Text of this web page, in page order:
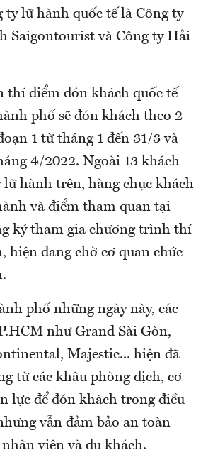
ty lữ hành quốc tế là Công ty
Saigontourist và Công ty Hải
thí điểm đón khách quốc tế
phố sẽ đón khách theo 2
1 từ tháng 1 đến 31/3 và
4/2022. Ngoài 13 khách
lữ hành trên, hàng chục khách
và điểm tham quan tại
ký tham gia chương trình thí
hiện đang chờ cơ quan chức
phố những ngày này, các
như Grand Sài Gòn,
Majestic... hiện đã
từ các khâu phòng dịch, cơ
lực để đón khách trong điều
vẫn đảm bảo an toàn
viên và du khách.